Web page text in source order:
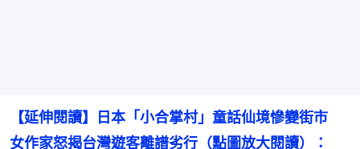
【延伸閱讀】日本「小合掌村」童話仙境慘變街市
女作家怒揭台灣遊客離譜劣行（點圖放大閱讀）：